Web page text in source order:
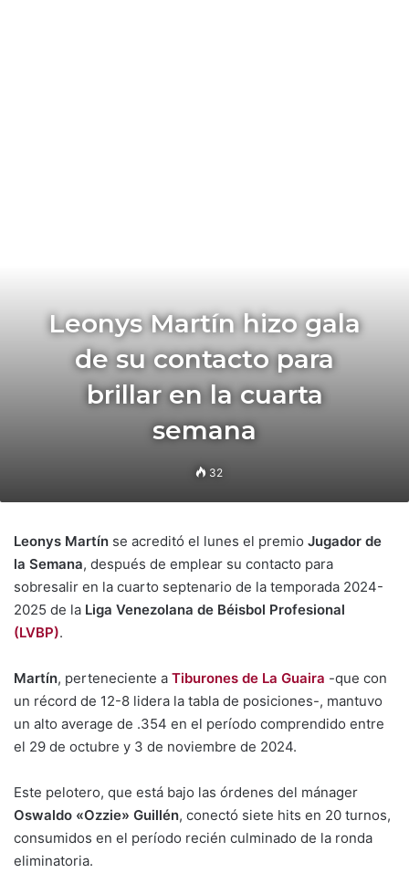
Leonys Martín hizo gala
de su contacto para
brillar en la cuarta
semana
32
Leonys Martín se acreditó el lunes el premio Jugador de
la Semana, después de emplear su contacto para
sobresalir en la cuarto septenario de la temporada 2024-
2025 de la Liga Venezolana de Béisbol Profesional
(LVBP).
Martín, perteneciente a Tiburones de La Guaira -que con
un récord de 12-8 lidera la tabla de posiciones-, mantuvo
un alto average de .354 en el período comprendido entre
el 29 de octubre y 3 de noviembre de 2024.
Este pelotero, que está bajo las órdenes del mánager
Oswaldo «Ozzie» Guillén, conectó siete hits en 20 turnos,
consumidos en el período recién culminado de la ronda
eliminatoria.